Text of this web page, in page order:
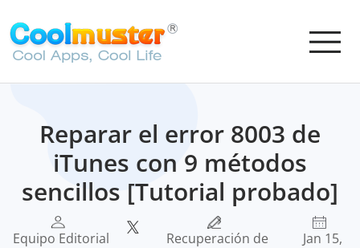
Reparar el error 8003 de
iTunes con 9 métodos
sencillos [Tutorial probado]
Equipo Editorial
Recuperación de
Jan 15,